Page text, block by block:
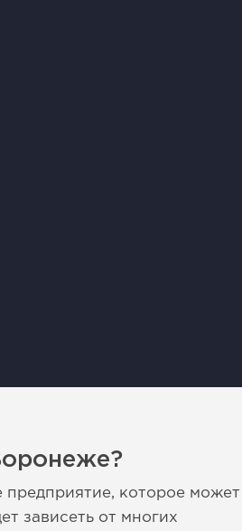
предприятие, которое может
зависеть от многих